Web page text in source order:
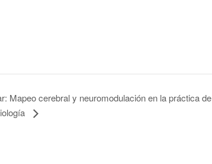
Mapeo cerebral y neuromodulación en la práctica de